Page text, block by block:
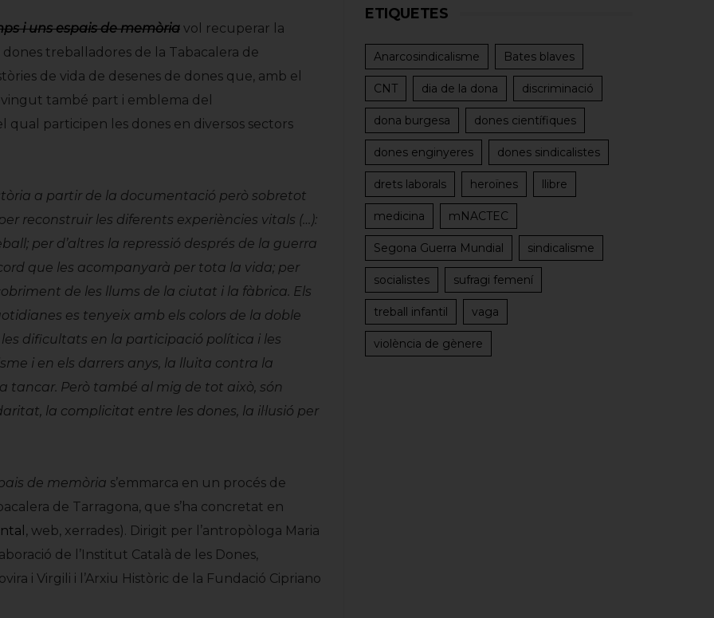
i uns espais de memòria vol recuperar la
treballadores de la Tabacalera de
de vida de desenes de dones que, amb el
també part i emblema del
participen les dones en diversos sectors
a partir de la documentació però sobretot
reconstruir les diferents experiències vitals (…):
per d’altres la repressió després de la guerra
que les acompanyarà per tota la vida; per
de les llums de la ciutat i la fàbrica. Els
es tenyeix amb els colors de la doble
dificultats en la participació política i les
i en els darrers anys, la lluita contra la
tancar. Però també al mig de tot això, són
la complicitat entre les dones, la il·lusió per
de memòria s’emmarca en un procés de
de Tarragona, que s’ha concretat en
, web, xerrades). Dirigit per l’antropòloga Maria
de l’Institut Català de les Dones,
i Virgili i l’Arxiu Històric de la Fundació Cipriano
ETIQUETES
Anarcosindicalisme Bates blaves
CNT dia de la dona discriminació
dona burgesa dones científiques
dones enginyeres dones sindicalistes
drets laborals heroïnes llibre
medicina mNACTEC
Segona Guerra Mundial sindicalisme
socialistes sufragi femení
treball infantil vaga
violència de gènere